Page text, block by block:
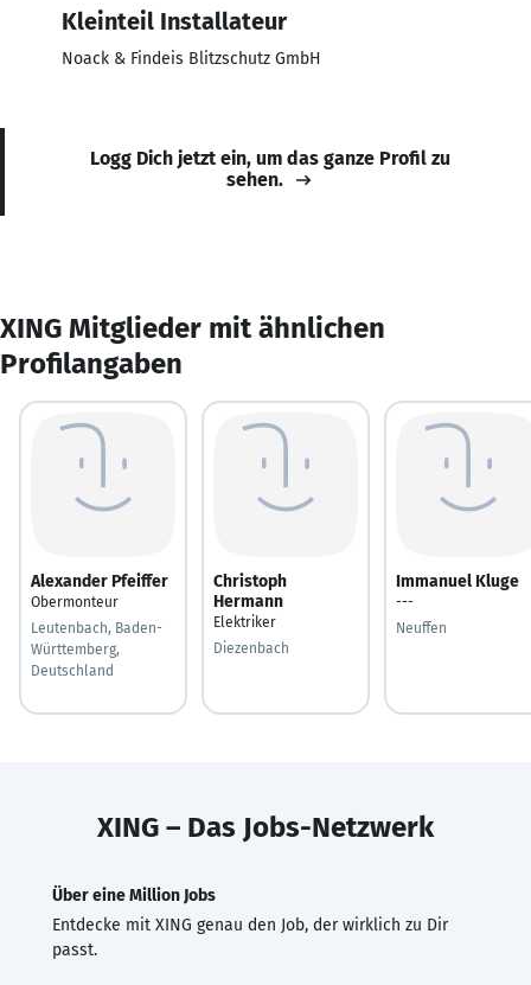
Kleinteil Installateur
Noack & Findeis Blitzschutz GmbH
Logg Dich jetzt ein, um das ganze Profil zu
sehen.
XING Mitglieder mit ähnlichen
Profilangaben
Alexander Pfeiffer
Obermonteur
Leutenbach, Baden-
Württemberg,
Deutschland
Christoph
Hermann
Elektriker
Diezenbach
Immanuel Kluge
---
Neuffen
XING – Das Jobs-Netzwerk
Über eine Million Jobs
Entdecke mit XING genau den Job, der wirklich zu Dir
passt.